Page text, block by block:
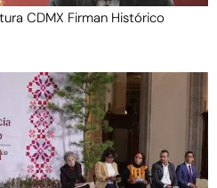
CDMX Firman Histórico